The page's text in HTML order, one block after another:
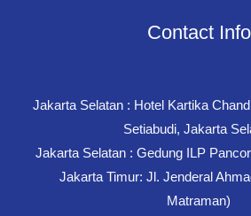
Contact Info
Jakarta Selatan : Hotel Kartika
Setiabudi, Jakarta
Jakarta Selatan : Gedung ILP
Jakarta Timur: Jl. Jenderal
Matraman)